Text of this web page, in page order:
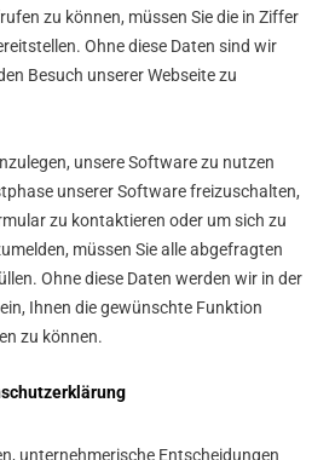
zu können, müssen Sie die in Ziffer
Ohne diese Daten sind wir
Besuch unserer Webseite zu
unsere Software zu nutzen
unserer Software freizuschalten,
zu kontaktieren oder um sich zu
müssen Sie alle abgefragten
Ohne diese Daten werden wir in der
Ihnen die gewünschte Funktion
zu können.
unternehmerische Entscheidungen